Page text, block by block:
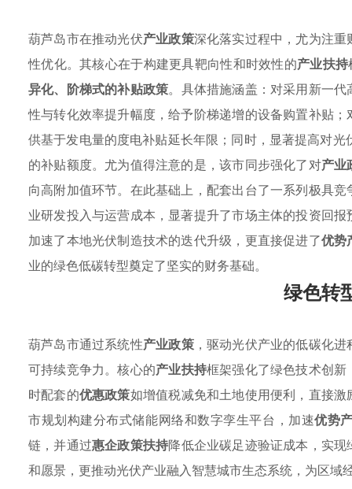
葫芦岛市在推动光伏产业政策深化落实过程中，尤为注
性优化。其核心在于构建更具靶向性和时效性的产业扶持
异化、阶梯式的补贴政策。具体措施涵盖：对采用新一
性与转化效率提升幅度，给予阶梯递增的设备购置补贴
供基于发电量的度电补贴延长年限；同时，显著提高对
的补贴额度。尤为值得注意的是，该市同步强化了对产业
向高附加值环节。在此基础上，配套出台了一系列极具
业研发投入与运营成本，显著提升了市场主体的投资回
加速了本地光伏制造技术的迭代升级，更直接促进了优势
业的绿色低碳转型奠定了坚实的财务基础。
绿色转
葫芦岛市通过系统性产业政策，驱动光伏产业的低碳化
可持续竞争力。核心的产业扶持框架强化了绿色技术创
时配套的优惠政策如增值税减免和土地使用便利，直接
市规划构建分布式储能网络和数字孪生平台，加速优势
链，并通过惠企政策扶持降低企业碳足迹验证成本，实
和愿景，更推动光伏产业融入智慧城市生态系统，为区域